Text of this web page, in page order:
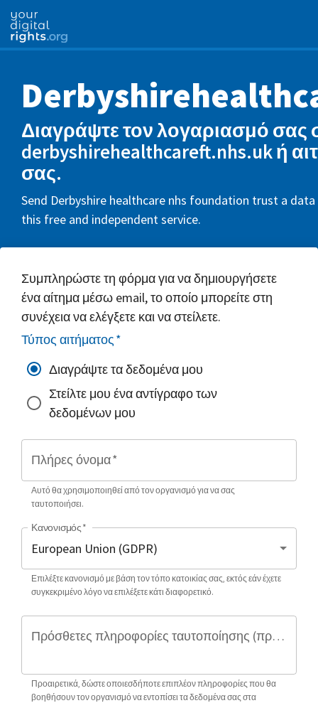
Διαγράψτε τον λογαριασμό σας
derbyshirehealthcareft.nhs.uk ή
σας.
Send Derbyshire healthcare nhs foundation trust a
this free and independent service.
Συμπληρώστε τη φόρμα για να δημιουργήσετε
ένα αίτημα μέσω email, το οποίο μπορείτε στη
συνέχεια να ελέγξετε και να στείλετε.
Τύπος αιτήματος*
Διαγράψτε τα δεδομένα μου
Στείλτε μου ένα αντίγραφο των
δεδομένων μου
Πλήρες όνομα*
Αυτό θα χρησιμοποιηθεί από τον οργανισμό για να σας
ταυτοποιήσει.
Κανονισμός*
Επιλέξτε κανονισμό με βάση τον τόπο κατοικίας σας, εκτός εάν έχετε
συγκεκριμένο λόγο να επιλέξετε κάτι διαφορετικό.
Πρόσθετες πληροφορίες ταυτοποίησης (προαιρετικό)
Προαιρετικά, δώστε οποιεσδήποτε επιπλέον πληροφορίες που θα
βοηθήσουν τον οργανισμό να εντοπίσει τα δεδομένα σας στα